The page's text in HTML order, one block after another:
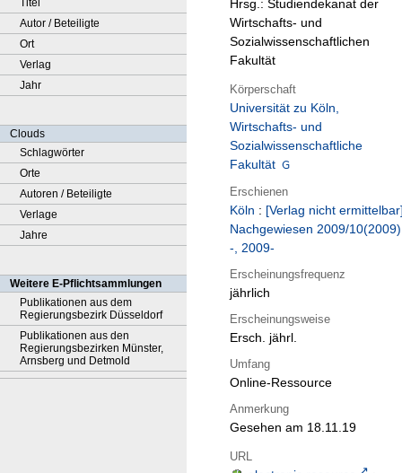
Titel
Autor / Beteiligte
Ort
Verlag
Jahr
Clouds
Schlagwörter
Orte
Autoren / Beteiligte
Verlage
Jahre
Weitere E-Pflichtsammlungen
Publikationen aus dem
Regierungsbezirk Düsseldorf
Publikationen aus den
Regierungsbezirken Münster,
Arnsberg und Detmold
Hrsg.: Studiendekanat der
Wirtschafts- und
Sozialwissenschaftlichen
Fakultät
Körperschaft
Universität zu Köln,
Wirtschafts- und
Sozialwissenschaftliche
Fakultät
Erschienen
Köln : [Verlag nicht
Nachgewiesen 2009/10(2009)
-, 2009-
Erscheinungsfrequenz
jährlich
Erscheinungsweise
Ersch. jährl.
Umfang
Online-Ressource
Anmerkung
Gesehen am 18.11.19
URL